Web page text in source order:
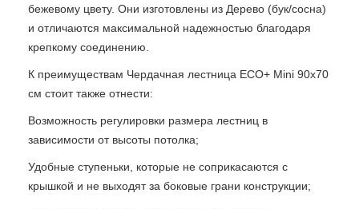
бежевому цвету. Они изготовлены из Дерево (бук/сосна)
и отличаются максимальной надежностью благодаря
крепкому соединению.
К преимуществам Чердачная лестница ECO+ Mini 90х70
см стоит также отнести:
Возможность регулировки размера лестниц в
зависимости от высоты потолка;
Удобные ступеньки, которые не соприкасаются с
крышкой и не выходят за боковые грани конструкции;